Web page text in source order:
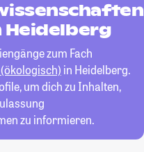
Heidelberg
zum Fach
in Heidelberg.
um dich zu Inhalten,
zu informieren.